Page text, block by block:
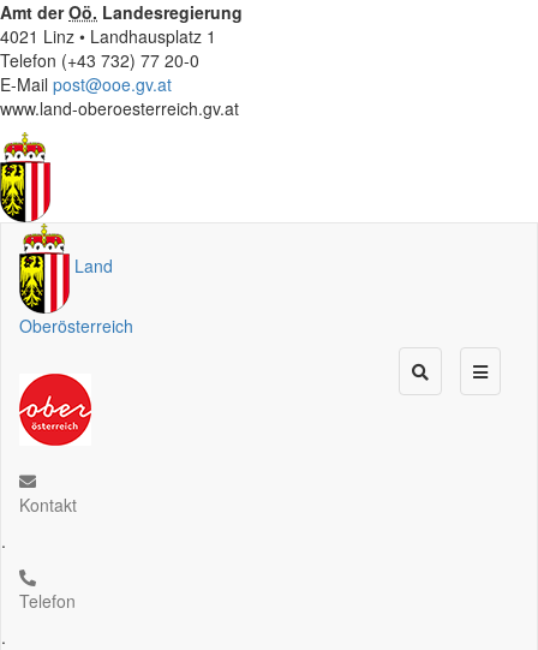
Amt derOö. Landesregierung
4021 Linz • Landhausplatz 1
Telefon (+43 732) 77 20-0
E-Mail post@ooe.gv.at
www.land-oberoesterreich.gv.at
Land
Oberösterreich
Kontakt
.
Telefon
.